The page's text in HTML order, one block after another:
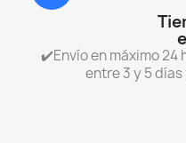
✔️Envío en máximo 24
entre 3 y 5